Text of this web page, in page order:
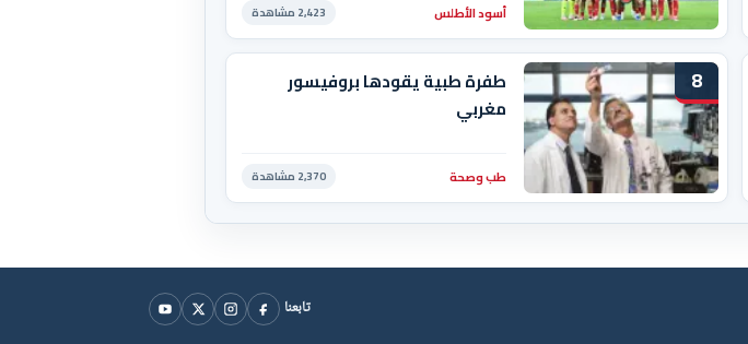
أسود الأطلس 2,423 مشاهدة
8
طفرة طبية يقودها بروفيسور
مغربي
طب وصحة 2,370 مشاهدة
تابعنا